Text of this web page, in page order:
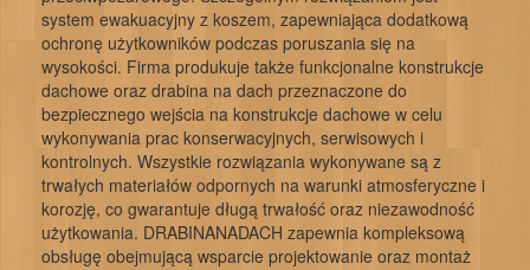
system ewakuacyjny z koszem, zapewniająca dodatkową
ochronę użytkowników podczas poruszania się na
wysokości. Firma produkuje także funkcjonalne konstrukcje
dachowe oraz drabina na dach przeznaczone do
bezpiecznego wejścia na konstrukcje dachowe w celu
wykonywania prac konserwacyjnych, serwisowych i
kontrolnych. Wszystkie rozwiązania wykonywane są z
trwałych materiałów odpornych na warunki atmosferyczne i
korozję, co gwarantuje długą trwałość oraz niezawodność
użytkowania. DRABINANADACH zapewnia kompleksową
obsługę obejmującą wsparcie projektowanie oraz montaż